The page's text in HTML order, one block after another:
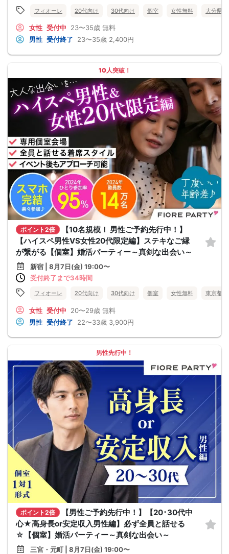
フィオーレ 20代向け 30代向け 個室 女性無料 大分県
女性 受付中 23〜35歳 無料
男性 受付終了 23〜35歳 2,400円
10人突破！
ポイント2倍
【10名規模！ 男性ご予約先行中！】
【ハイスペ男性VS女性20代限定編】ステキなご縁
が繋がる【個室】婚活パーティー～真剣な出会い～
新宿 | 8月7日(金) 19:00〜
受付終了まで34時間
フィオーレ 20代向け 30代向け 個室 女性無料 東京都
女性 受付中 20〜29歳 無料
男性 受付終了 22〜33歳 3,900円
男性先行中！
ポイント2倍
【男性ご予約先行中！】【20･30代中
心★高身長or安定収入男性編】必ず全員と話せる
☆【個室】婚活パーティー～真剣な出会い～
三宮・元町 | 8月7日(金) 19:00〜